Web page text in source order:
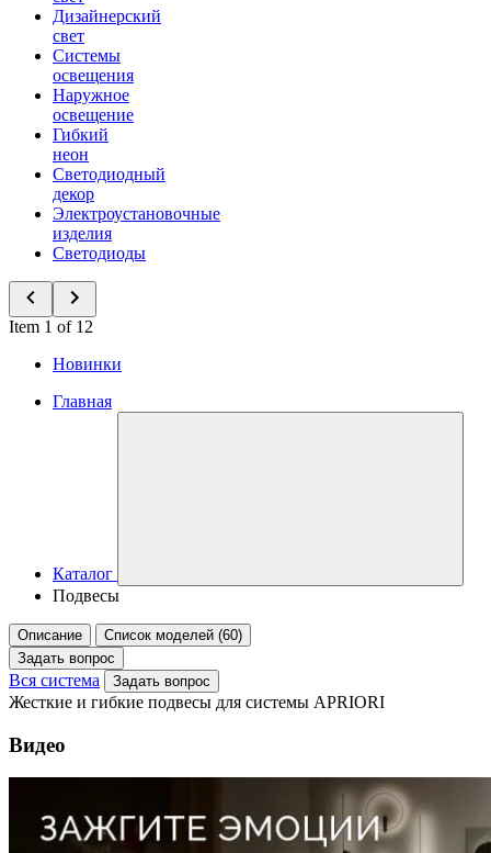
Дизайнерский
свет
Системы
освещения
Наружное
освещение
Гибкий
неон
Светодиодный
декор
Электроустановочные
изделия
Светодиоды
Item 1 of 12
Новинки
Главная
Каталог
Подвесы
Описание
Список моделей (60)
Задать вопрос
Вся система Задать вопрос
Жесткие и гибкие подвесы для системы APRIORI
Видео